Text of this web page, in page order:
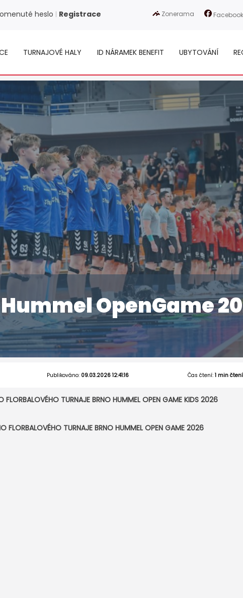
heslo | Registrace Zonerama Facebook
TURNAJOVÉ HALY ID NÁRAMEK BENEFIT UBYTOVÁNÍ
OpenGame
Publikováno: 09.03.2026 12:41:16 Čas čtení:1 min čtení
FLORBALOVÉHO TURNAJE BRNO HUMMEL OPEN GAME KIDS 2026
FLORBALOVÉHO TURNAJE BRNO HUMMEL OPEN GAME 2026